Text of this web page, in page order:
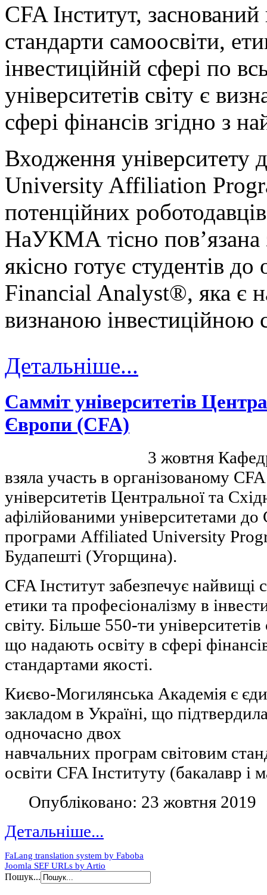
CFA Інститут,
стандарти самоосвіти,
інвестиційній сфері по
університетів світу є
сфері фінансів згідно з
Входження
University Affiliation
потенційних
НаУКМА тісно пов’язана
якісно готує студентів
Financial Analyst®, яка є
визнаною інвестиційною
Детальніше...
Самміт університетів
Європи (CFA)
3 жовтня
взяла участь в організованому
університетів Центральної та
афілійованими університетами до
програми Affiliated University
Будапешті (Угорщина).
CFA Інститут забезпечує найвищі
етики та професіоналізму в
світу. Більше 550-ти
що надають освіту в сфері
стандартами якості.
Києво-Могилянська Академія є
закладом в Україні, що
одночасно двох
навчальних програм світовим
освіти CFA Інституту (бакалавр і
Опубліковано: 23 жовтня 2019
Детальніше...
FaLang translation system by Faboba
Joomla SEF URLs by Artio
Пошук...